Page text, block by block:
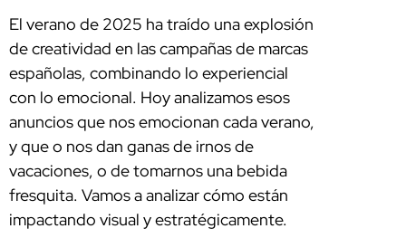
El verano de 2025 ha traído una explosión
de creatividad en las campañas de marcas
españolas, combinando lo experiencial
con lo emocional. Hoy analizamos esos
anuncios que nos emocionan cada verano,
y que o nos dan ganas de irnos de
vacaciones, o de tomarnos una bebida
fresquita. Vamos a analizar cómo están
impactando visual y estratégicamente.